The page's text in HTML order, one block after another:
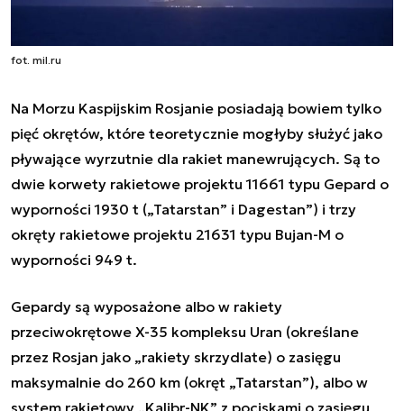
fot. mil.ru
Na Morzu Kaspijskim Rosjanie posiadają bowiem tylko
pięć okrętów, które teoretycznie mogłyby służyć jako
pływające wyrzutnie dla rakiet manewrujących. Są to
dwie korwety rakietowe projektu 11661 typu Gepard o
wyporności 1930 t („Tatarstan” i Dagestan”) i trzy
okręty rakietowe projektu 21631 typu Bujan-M o
wyporności 949 t.
Gepardy są wyposażone albo w rakiety
przeciwokrętowe X-35 kompleksu Uran (określane
przez Rosjan jako „rakiety skrzydlate) o zasięgu
maksymalnie do 260 km (okręt „Tatarstan”), albo w
system rakietowy „Kalibr-NK” z pociskami o zasięgu